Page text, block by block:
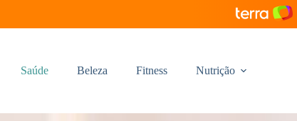
Saúde Beleza Fitness Nutrição